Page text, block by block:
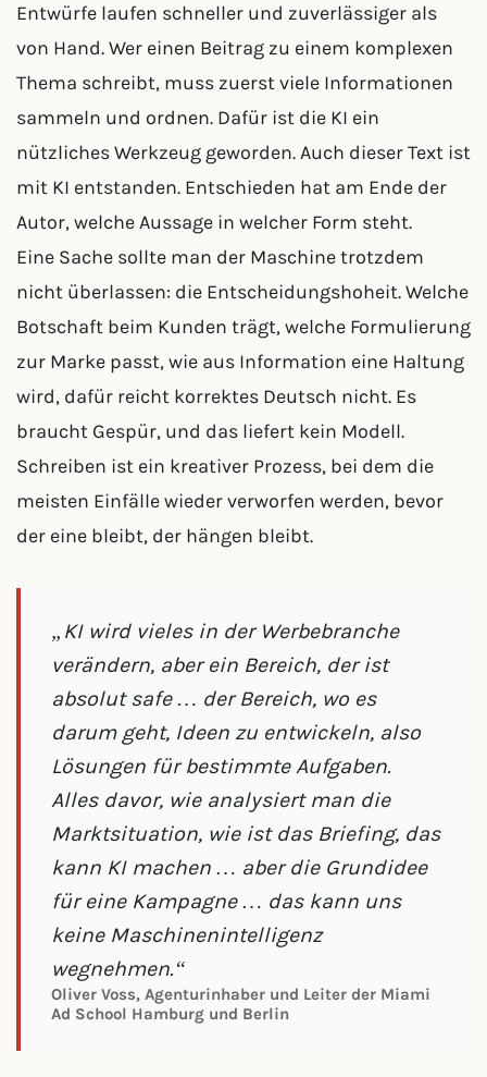
Entwürfe laufen schneller und zuverlässiger als
von Hand. Wer einen Beitrag zu einem komplexen
Thema schreibt, muss zuerst viele Informationen
sammeln und ordnen. Dafür ist die KI ein
nützliches Werkzeug geworden. Auch dieser Text ist
mit KI entstanden. Entschieden hat am Ende der
Autor, welche Aussage in welcher Form steht.
Eine Sache sollte man der Maschine trotzdem
nicht überlassen: die Entscheidungshoheit. Welche
Botschaft beim Kunden trägt, welche Formulierung
zur Marke passt, wie aus Information eine Haltung
wird, dafür reicht korrektes Deutsch nicht. Es
braucht Gespür, und das liefert kein Modell.
Schreiben ist ein kreativer Prozess, bei dem die
meisten Einfälle wieder verworfen werden, bevor
der eine bleibt, der hängen bleibt.
„KI wird vieles in der Werbebranche
verändern, aber ein Bereich, der ist
absolut safe … der Bereich, wo es
darum geht, Ideen zu entwickeln, also
Lösungen für bestimmte Aufgaben.
Alles davor, wie analysiert man die
Marktsituation, wie ist das Briefing, das
kann KI machen … aber die Grundidee
für eine Kampagne … das kann uns
keine Maschinenintelligenz
wegnehmen.“
Oliver Voss, Agenturinhaber und Leiter der Miami
Ad School Hamburg und Berlin